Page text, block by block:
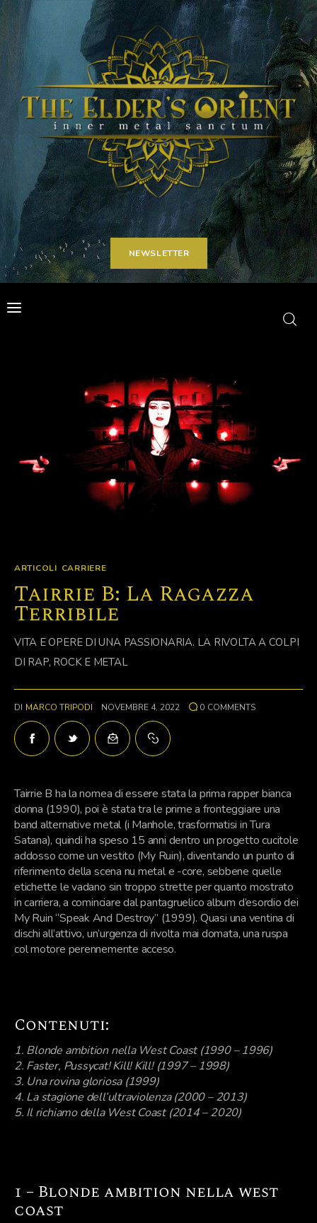
NEWSLETTER
Home
Articoli
Carriere
Spot on
Contatti
ARTICOLI CARRIERE
Tairrie B: La Ragazza
Terribile
VITA E OPERE DI UNA PASSIONARIA. LA RIVOLTA A COLPI
DI RAP, ROCK E METAL
DI MARCO TRIPODI NOVEMBRE 4, 2022 0 COMMENTS
Tairrie B ha la nomea di essere stata la prima rapper bianca
donna (1990), poi è stata tra le prime a fronteggiare una
band alternative metal (i Manhole, trasformatisi in Tura
Satana), quindi ha speso 15 anni dentro un progetto cucitole
addosso come un vestito (My Ruin), diventando un punto di
riferimento della scena nu metal e -core, sebbene quelle
etichette le vadano sin troppo strette per quanto mostrato
in carriera, a cominciare dal pantagruelico album d’esordio dei
My Ruin “Speak And Destroy” (1999). Quasi una ventina di
dischi all’attivo, un’urgenza di rivolta mai domata, una ruspa
col motore perennemente acceso.
Contenuti:
1. Blonde ambition nella West Coast (1990 – 1996)
2. Faster, Pussycat! Kill! Kill! (1997 – 1998)
3. Una rovina gloriosa (1999)
4. La stagione dell’ultraviolenza (2000 – 2013)
5. Il richiamo della West Coast (2014 – 2020)
1 – Blonde ambition nella west
coast